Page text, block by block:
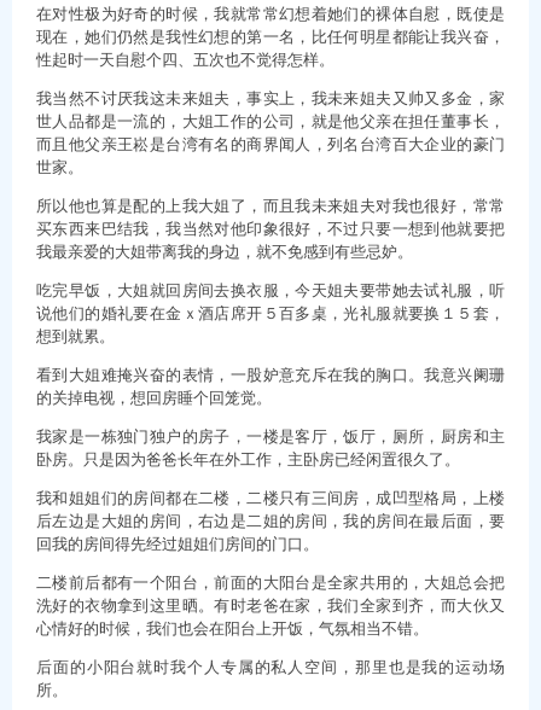
在对性极为好奇的时候，我就常常幻想着她们的裸体自慰，既使是
现在，她们仍然是我性幻想的第一名，比任何明星都能让我兴奋，
性起时一天自慰个四、五次也不觉得怎样。
我当然不讨厌我这未来姐夫，事实上，我未来姐夫又帅又多金，家
世人品都是一流的，大姐工作的公司，就是他父亲在担任董事长，
而且他父亲王崧是台湾有名的商界闻人，列名台湾百大企业的豪门
世家。
所以他也算是配的上我大姐了，而且我未来姐夫对我也很好，常常
买东西来巴结我，我当然对他印象很好，不过只要一想到他就要把
我最亲爱的大姐带离我的身边，就不免感到有些忌妒。
吃完早饭，大姐就回房间去换衣服，今天姐夫要带她去试礼服，听
说他们的婚礼要在金ｘ酒店席开５百多桌，光礼服就要换１５套，
想到就累。
看到大姐难掩兴奋的表情，一股妒意充斥在我的胸口。我意兴阑珊
的关掉电视，想回房睡个回笼觉。
我家是一栋独门独户的房子，一楼是客厅，饭厅，厕所，厨房和主
卧房。只是因为爸爸长年在外工作，主卧房已经闲置很久了。
我和姐姐们的房间都在二楼，二楼只有三间房，成凹型格局，上楼
后左边是大姐的房间，右边是二姐的房间，我的房间在最后面，要
回我的房间得先经过姐姐们房间的门口。
二楼前后都有一个阳台，前面的大阳台是全家共用的，大姐总会把
洗好的衣物拿到这里晒。有时老爸在家，我们全家到齐，而大伙又
心情好的时候，我们也会在阳台上开饭，气氛相当不错。
后面的小阳台就时我个人专属的私人空间，那里也是我的运动场
所。